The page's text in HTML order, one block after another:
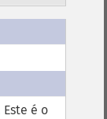
é o